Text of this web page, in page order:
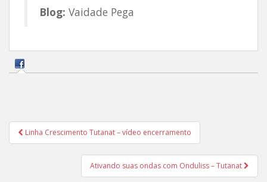
Blog: Vaidade Pega
Navegação
de
Linha Crescimento Tutanat – vídeo encerramento
Ativando suas ondas com Onduliss – Tutanat